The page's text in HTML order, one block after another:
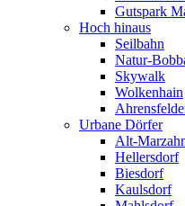
Gutspark
Hoch hinaus
Seilbahn
Natur-
Skywalk
Wolkenhain
Urbane Dörfer
Alt-
Hellersdorf
Biesdorf
Kaulsdorf